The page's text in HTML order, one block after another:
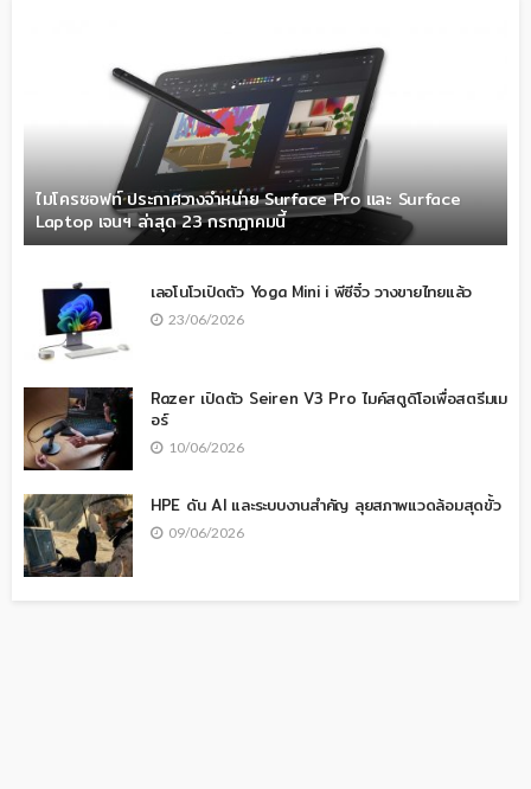
ไมโครซอฟท์ ประกาศวางจำหน่าย Surface Pro และ Surface
Laptop เจนฯ ล่าสุด 23 กรกฎาคมนี้
เลอโนโวเปิดตัว Yoga Mini i พีซีจิ๋ว วางขายไทยแล้ว
23/06/2026
Razer เปิดตัว Seiren V3 Pro ไมค์สตูดิโอเพื่อสตรีมเม
อร์
10/06/2026
HPE ดัน AI และระบบงานสำคัญ ลุยสภาพแวดล้อมสุดขั้ว
09/06/2026